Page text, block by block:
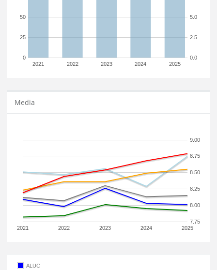
2021 2022 2023 2024 2025
0
25
50
0.0
2.5
5.0
Media
2021 2022 2023 2024 2025
7.75
8.00
8.25
8.50
8.75
9.00
ALUC